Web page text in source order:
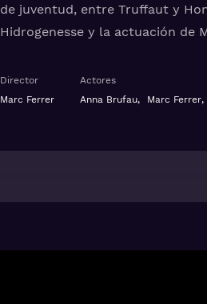
de juventud, entre Truffaut y
Hidrogenesse y la actuación de
Director
Marc Ferrer
Actores
Anna Brufau, Marc Ferrer,